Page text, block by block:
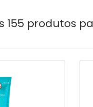
155 produtos